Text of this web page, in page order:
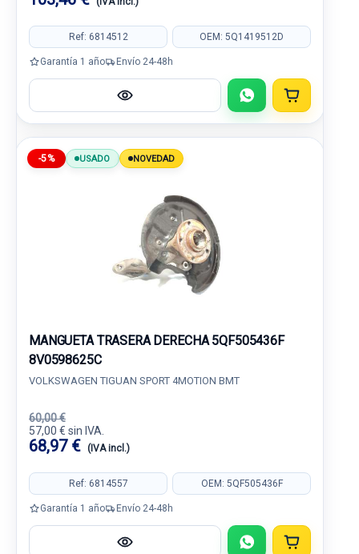
Ref: 6814512 OEM: 5Q1419512D
Garantía 1 año Envío 24-48h
-5% USADO NOVEDAD
MANGUETA TRASERA DERECHA 5QF505436F
8V0598625C
VOLKSWAGEN TIGUAN SPORT 4MOTION BMT
60,00 €
57,00 € sin IVA.
68,97 € (IVA incl.)
Ref: 6814557 OEM: 5QF505436F
Garantía 1 año Envío 24-48h